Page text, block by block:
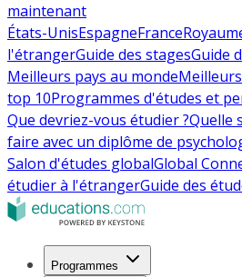
maintenant
États-UnisEspagneFrance
l'étrangerGuide des stagesGuide
Meilleurs pays au monde
top 10Programmes d'études et
Que devriez-vous étudier ?Quelle
faire avec un diplôme de
Salon d'études globalGlobal
étudier à l'étrangerGuide des
Programmes